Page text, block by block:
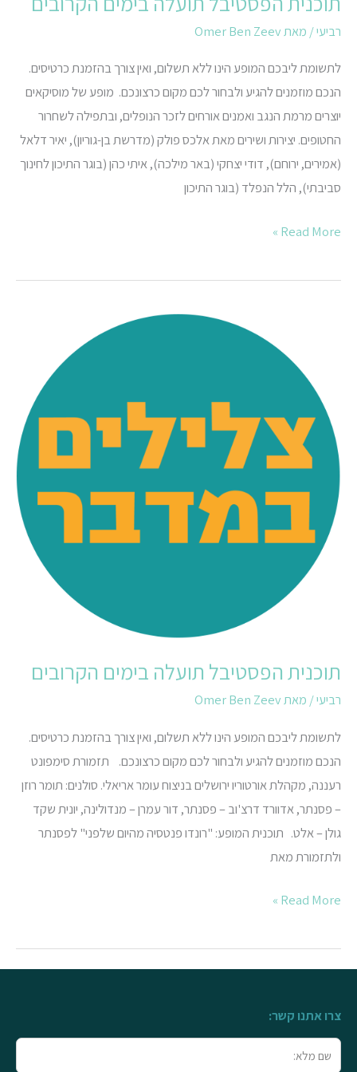
רביעי/ מאתOmer Ben Zeev
לתשומת ליבכם המופע הינו ללא תשלום, ואין צורך בהזמנת כרטיסים.
הנכם מוזמנים להגיע ולבחור לכם מקום כרצונכם. מופע של מוסיקאים
יוצרים מרמת הנגב ואמנים אורחים לזכר הנופלים, ובתפילה לשחרור
החטופים. יצירות ושירים מאת אלכס פולק (מדרשת בן-גוריון), יאיר דלאל
(אמירים, ירוחם), דודי יצחקי (באר מילכה), איתי כהן (בוגר התיכון לחינוך
סביבתי), הלל הנפלד (בוגר התיכון
Read More »
תוכנית הפסטיבל תועלה בימים הקרובים
רביעי/ מאתOmer Ben Zeev
לתשומת ליבכם המופע הינו ללא תשלום, ואין צורך בהזמנת כרטיסים.
הנכם מוזמנים להגיע ולבחור לכם מקום כרצונכם. תזמורת סימפונט
רעננה, מקהלת אורטוריו ירושלים בניצוח עומר אריאלי. סולנים: תומר רוזן
– פסנתר, אדוורד דרצ'וב – פסנתר, דור עמרן – מנדולינה, יונית שקד
גולן – אלט. תוכנית המופע: "רונדו פנטסיה מהיום שלפני" לפסנתר
ולתזמורת מאת
בימים
הקרובים
Read More »
צרו אתנו קשר: